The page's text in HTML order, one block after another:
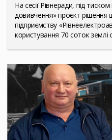
На сесії Рівнеради, під
довивчення» проєкт
підприємству
користування 70 соток землі